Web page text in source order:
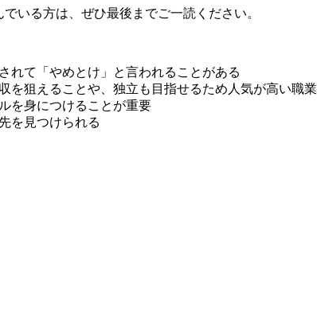
いる方は、ぜひ最後までご一読ください。
れて「やめとけ」と言われることがある
を狙えることや、独立も目指せるため人気が高い職業
を身につけることが重要
を見つけられる